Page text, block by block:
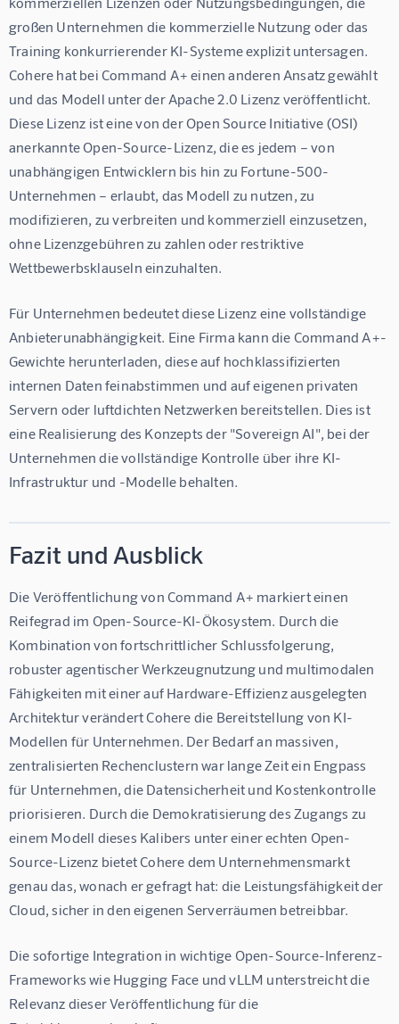
großen Unternehmen die kommerzielle Nutzung oder das
Training konkurrierender KI-Systeme explizit untersagen.
Cohere hat bei Command A+ einen anderen Ansatz gewählt
und das Modell unter der Apache 2.0 Lizenz veröffentlicht.
Diese Lizenz ist eine von der Open Source Initiative (OSI)
anerkannte Open-Source-Lizenz, die es jedem – von
unabhängigen Entwicklern bis hin zu Fortune-500-
Unternehmen – erlaubt, das Modell zu nutzen, zu
modifizieren, zu verbreiten und kommerziell einzusetzen,
ohne Lizenzgebühren zu zahlen oder restriktive
Wettbewerbsklauseln einzuhalten.
Für Unternehmen bedeutet diese Lizenz eine vollständige
Anbieterunabhängigkeit. Eine Firma kann die Command A+-
Gewichte herunterladen, diese auf hochklassifizierten
internen Daten feinabstimmen und auf eigenen privaten
Servern oder luftdichten Netzwerken bereitstellen. Dies ist
eine Realisierung des Konzepts der "Sovereign AI", bei der
Unternehmen die vollständige Kontrolle über ihre KI-
Infrastruktur und -Modelle behalten.
Fazit und Ausblick
Die Veröffentlichung von Command A+ markiert einen
Reifegrad im Open-Source-KI-Ökosystem. Durch die
Kombination von fortschrittlicher Schlussfolgerung,
robuster agentischer Werkzeugnutzung und multimodalen
Fähigkeiten mit einer auf Hardware-Effizienz ausgelegten
Architektur verändert Cohere die Bereitstellung von KI-
Modellen für Unternehmen. Der Bedarf an massiven,
zentralisierten Rechenclustern war lange Zeit ein Engpass
für Unternehmen, die Datensicherheit und Kostenkontrolle
priorisieren. Durch die Demokratisierung des Zugangs zu
einem Modell dieses Kalibers unter einer echten Open-
Source-Lizenz bietet Cohere dem Unternehmensmarkt
genau das, wonach er gefragt hat: die Leistungsfähigkeit der
Cloud, sicher in den eigenen Serverräumen betreibbar.
Die sofortige Integration in wichtige Open-Source-Inferenz-
Frameworks wie Hugging Face und vLLM unterstreicht die
Relevanz dieser Veröffentlichung für die